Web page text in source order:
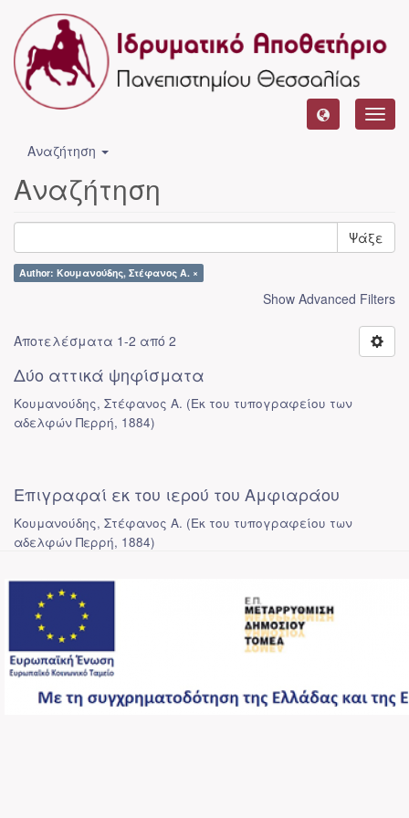
Αναζήτηση
Αναζήτηση
Ψάξε
Author: Κουμανούδης, Στέφανος Α. ×
Show Advanced Filters
Αποτελέσματα 1-2 από 2
Δύο αττικά ψηφίσματα
Κουμανούδης, Στέφανος Α. (Εκ του τυπογραφείου των
αδελφών Περρή, 1884)
Επιγραφαί εκ του ιερού του Αμφιαράου
Κουμανούδης, Στέφανος Α. (Εκ του τυπογραφείου των
αδελφών Περρή, 1884)